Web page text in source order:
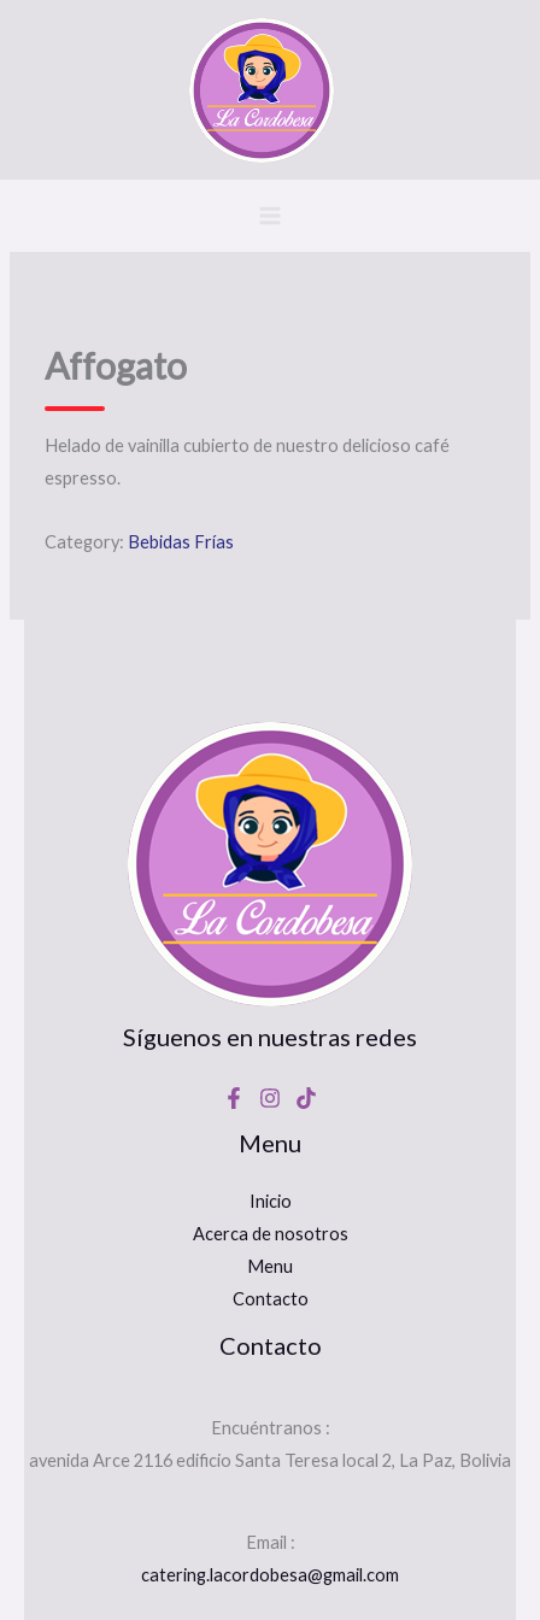
Affogato
Helado de vainilla cubierto de nuestro delicioso café
espresso.
Category: Bebidas Frías
Síguenos en nuestras redes
Menu
Inicio
Acerca de nosotros
Menu
Contacto
Contacto
Encuéntranos :
avenida Arce 2116 edificio Santa Teresa local 2, La Paz, Bolivia
Email :
catering.lacordobesa@gmail.com